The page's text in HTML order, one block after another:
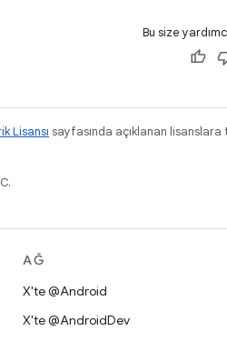
Bu size
Lisansı sayfasında açıklanan
AĞ
X'te @Android
X'te @AndroidDev